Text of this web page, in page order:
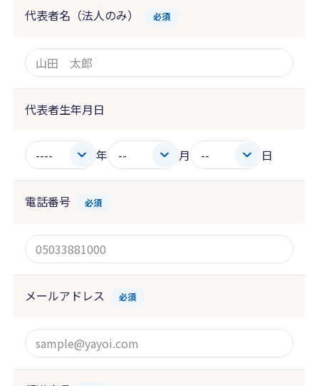
代表者名（法人のみ） 必須
代表者生年月日
年 月 日
電話番号 必須
メールアドレス 必須